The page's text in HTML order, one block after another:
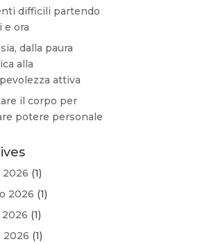
difficili partendo
e ora
dalla paura
alla
attiva
il corpo per
potere personale
2026 (1)
2026 (1)
(1)
2026 (1)